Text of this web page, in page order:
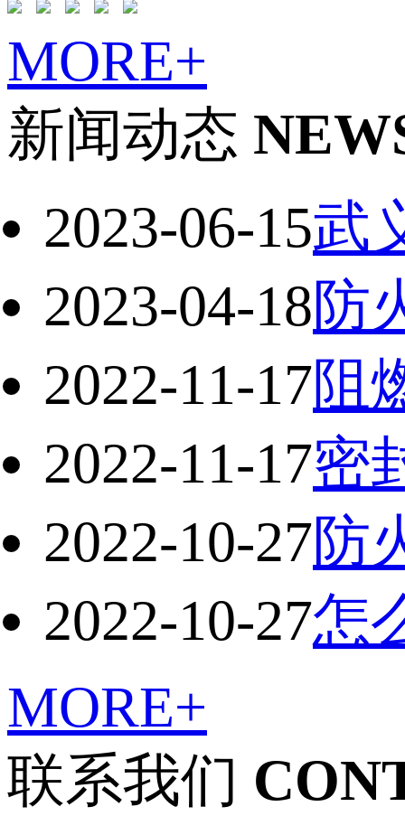
MORE+
新闻动态
2023-06-15武
2023-04-18防
2022-11-17阻
2022-11-17密
2022-10-27防
2022-10-27怎
MORE+
联系我们